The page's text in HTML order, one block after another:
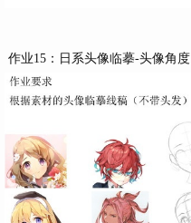
作业15：日系头像临摹-头像角度